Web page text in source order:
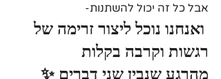
אבל כל זה יכול להשתנות-
ואנחנו נוכל ליצור זרימה של
רגשות וקרבה בקלות
מהרגע שנבין שני דברים ✨